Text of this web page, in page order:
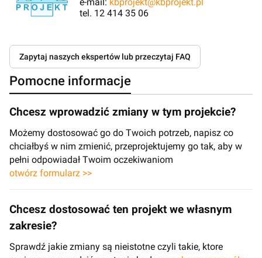
tel. 12 414 35 06
Zapytaj naszych ekspertów lub przeczytaj FAQ
Pomocne informacje
Chcesz wprowadzić zmiany w tym projekcie?
Możemy dostosować go do Twoich potrzeb, napisz co
chciałbyś w nim zmienić, przeprojektujemy go tak, aby w
pełni odpowiadał Twoim oczekiwaniom
otwórz formularz >>
Chcesz dostosować ten projekt we własnym
zakresie?
Sprawdź jakie zmiany są nieistotne czyli takie, ktore